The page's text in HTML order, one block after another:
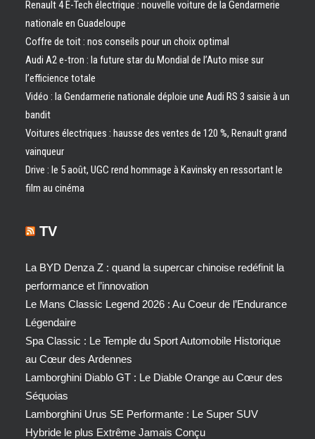
Renault 4 E-Tech électrique : nouvelle voiture de la Gendarmerie
nationale en Guadeloupe
Coffre de toit : nos conseils pour un choix optimal
Audi A2 e-tron : la future star du Mondial de l’Auto mise sur
l’efficience totale
Vidéo : la Gendarmerie nationale déploie une Audi RS 3 saisie à un
bandit
Voitures électriques : hausse des ventes de 120 %, Renault grand
vainqueur
Drive : le 5 août, UGC rend hommage à Kavinsky en ressortant le
film au cinéma
TV
La BYD Denza Z : quand la supercar chinoise redéfinit la
performance et l’innovation
Le Mans Classic Legend 2026 : Au Coeur de l’Endurance
Légendaire
Spa Classic : Le Temple du Sport Automobile Historique
au Cœur des Ardennes
Lamborghini Diablo GT : Le Diable Orange au Cœur des
Séquoias
Lamborghini Urus SE Performante : Le Super SUV
Hybride le plus Extrême Jamais Conçu